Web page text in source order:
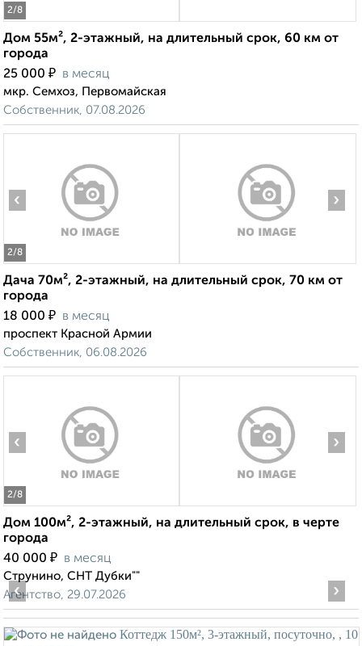
2/8
Дом 55м², 2-этажный, на длительный срок, 60 км от
города
25 000 ₽ в месяц
мкр. Семхоз, Первомайская
Собственник, 07.08.2026
2/8
‹ ›
Дача 70м², 2-этажный, на длительный срок, 70 км от
города
18 000 ₽ в месяц
проспект Красной Армии
Собственник, 06.08.2026
2/8
‹ ›
Дом 100м², 2-этажный, на длительный срок, в черте
города
40 000 ₽ в месяц
Струнино, СНТ Дубки""
Агентство, 29.07.2026
‹ ›